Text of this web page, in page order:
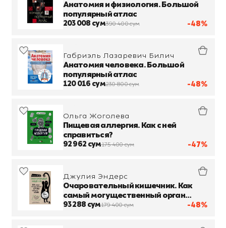
-48%
Анатомия и физиология. Большой
популярный атлас
203 008 сум390 400 сум
-48%
Габриэль Лазаревич Билич
Анатомия человека. Большой
популярный атлас
120 016 сум230 800 сум
-47%
Ольга Жоголева
Пищевая аллергия. Как с ней
справиться?
92 962 сум175 400 сум
-48%
Джулия Эндерс
Очаровательный кишечник. Как
самый могущественный орган
управляет нами
93 288 сум179 400 сум